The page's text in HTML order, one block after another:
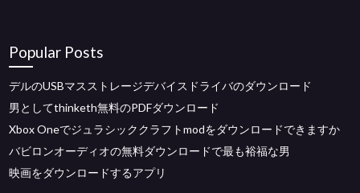
Popular Posts
デルのUSBマスストレージデバイスドライバのダウンロード
男としてthinketh無料のPDFダウンロード
Xbox Oneでジュラシッククラフトmodをダウンロードできますか
バビロンオーディオの無料ダウンロードで最も裕福な男
映画をダウンロードするアプリ